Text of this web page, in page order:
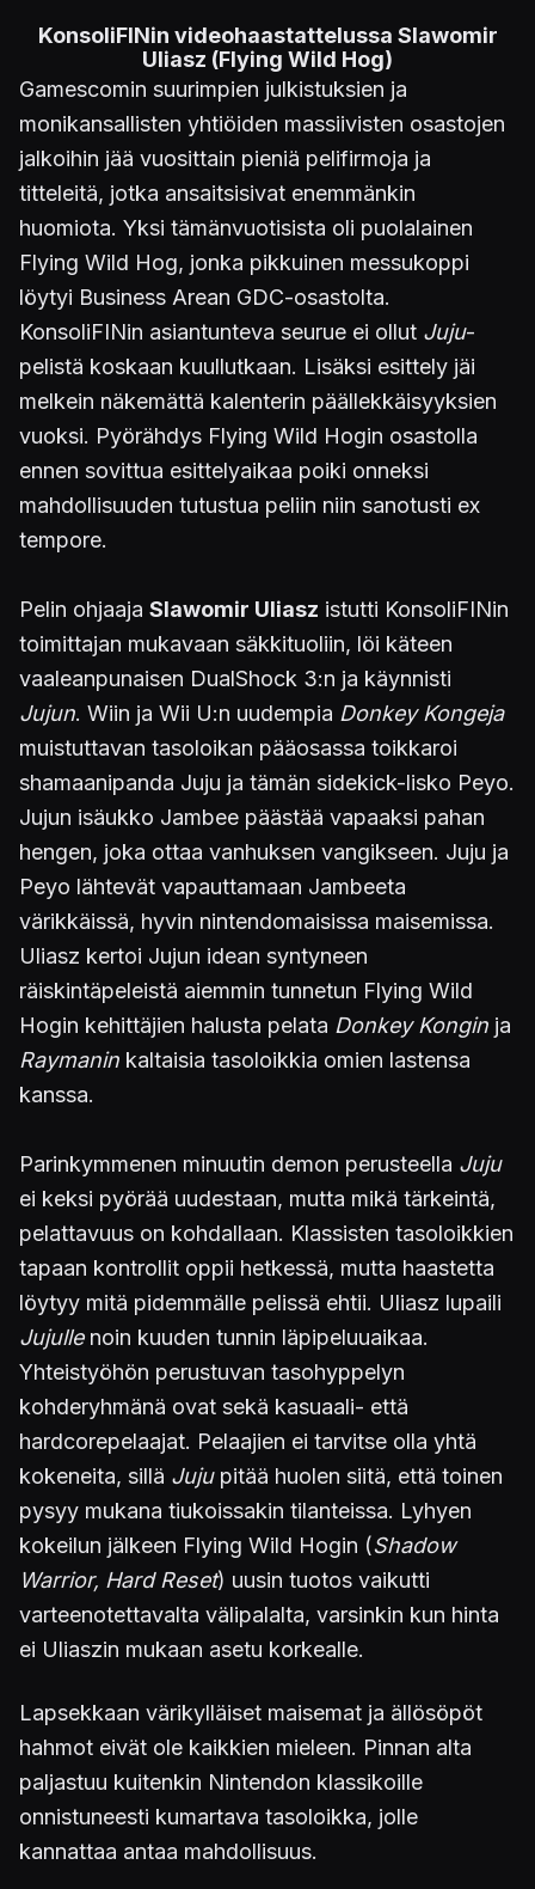
KonsoliFINin videohaastattelussa Slawomir
Uliasz (Flying Wild Hog)
Gamescomin suurimpien julkistuksien ja
monikansallisten yhtiöiden massiivisten osastojen
jalkoihin jää vuosittain pieniä pelifirmoja ja
titteleitä, jotka ansaitsisivat enemmänkin
huomiota. Yksi tämänvuotisista oli puolalainen
Flying Wild Hog, jonka pikkuinen messukoppi
löytyi Business Arean GDC-osastolta.
KonsoliFINin asiantunteva seurue ei ollut Juju-
pelistä koskaan kuullutkaan. Lisäksi esittely jäi
melkein näkemättä kalenterin päällekkäisyyksien
vuoksi. Pyörähdys Flying Wild Hogin osastolla
ennen sovittua esittelyaikaa poiki onneksi
mahdollisuuden tutustua peliin niin sanotusti ex
tempore.
Pelin ohjaaja Slawomir Uliasz istutti KonsoliFINin
toimittajan mukavaan säkkituoliin, löi käteen
vaaleanpunaisen DualShock 3:n ja käynnisti
Jujun. Wiin ja Wii U:n uudempia Donkey Kongeja
muistuttavan tasoloikan pääosassa toikkaroi
shamaanipanda Juju ja tämän sidekick-lisko Peyo.
Jujun isäukko Jambee päästää vapaaksi pahan
hengen, joka ottaa vanhuksen vangikseen. Juju ja
Peyo lähtevät vapauttamaan Jambeeta
värikkäissä, hyvin nintendomaisissa maisemissa.
Uliasz kertoi Jujun idean syntyneen
räiskintäpeleistä aiemmin tunnetun Flying Wild
Hogin kehittäjien halusta pelata Donkey Kongin ja
Raymanin kaltaisia tasoloikkia omien lastensa
kanssa.
Parinkymmenen minuutin demon perusteella Juju
ei keksi pyörää uudestaan, mutta mikä tärkeintä,
pelattavuus on kohdallaan. Klassisten tasoloikkien
tapaan kontrollit oppii hetkessä, mutta haastetta
löytyy mitä pidemmälle pelissä ehtii. Uliasz lupaili
Jujullenoin kuuden tunnin läpipeluuaikaa.
Yhteistyöhön perustuvan tasohyppelyn
kohderyhmänä ovat sekä kasuaali- että
hardcorepelaajat. Pelaajien ei tarvitse olla yhtä
kokeneita, sillä Jujupitää huolen siitä, että toinen
pysyy mukana tiukoissakin tilanteissa. Lyhyen
kokeilun jälkeen Flying Wild Hogin (Shadow
Warrior, Hard Reset) uusin tuotos vaikutti
varteenotettavalta välipalalta, varsinkin kun hinta
ei Uliaszin mukaan asetu korkealle.
Lapsekkaan värikylläiset maisemat ja ällösöpöt
hahmot eivät ole kaikkien mieleen. Pinnan alta
paljastuu kuitenkin Nintendon klassikoille
onnistuneesti kumartava tasoloikka, jolle
kannattaa antaa mahdollisuus.